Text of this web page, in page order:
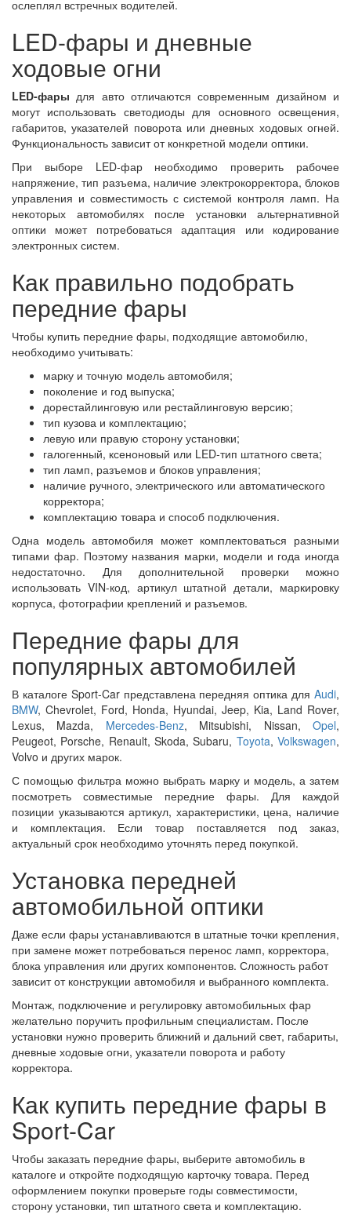
ослеплял встречных водителей.
LED-фары и дневные
ходовые огни
LED-фары для авто отличаются современным дизайном и
могут использовать светодиоды для основного освещения,
габаритов, указателей поворота или дневных ходовых огней.
Функциональность зависит от конкретной модели оптики.
При выборе LED-фар необходимо проверить рабочее
напряжение, тип разъема, наличие электрокорректора, блоков
управления и совместимость с системой контроля ламп. На
некоторых автомобилях после установки альтернативной
оптики может потребоваться адаптация или кодирование
электронных систем.
Как правильно подобрать
передние фары
Чтобы купить передние фары, подходящие автомобилю,
необходимо учитывать:
марку и точную модель автомобиля;
поколение и год выпуска;
дорестайлинговую или рестайлинговую версию;
тип кузова и комплектацию;
левую или правую сторону установки;
галогенный, ксеноновый или LED-тип штатного света;
тип ламп, разъемов и блоков управления;
наличие ручного, электрического или автоматического
корректора;
комплектацию товара и способ подключения.
Одна модель автомобиля может комплектоваться разными
типами фар. Поэтому названия марки, модели и года иногда
недостаточно. Для дополнительной проверки можно
использовать VIN-код, артикул штатной детали, маркировку
корпуса, фотографии креплений и разъемов.
Передние фары для
популярных автомобилей
В каталоге Sport-Car представлена передняя оптика для Audi,
BMW, Chevrolet, Ford, Honda, Hyundai, Jeep, Kia, Land Rover,
Lexus, Mazda, Mercedes-Benz, Mitsubishi, Nissan,Opel,
Peugeot, Porsche, Renault, Skoda, Subaru, Toyota,Volkswagen,
Volvo и других марок.
С помощью фильтра можно выбрать марку и модель, а затем
посмотреть совместимые передние фары. Для каждой
позиции указываются артикул, характеристики, цена, наличие
и комплектация. Если товар поставляется под заказ,
актуальный срок необходимо уточнять перед покупкой.
Установка передней
автомобильной оптики
Даже если фары устанавливаются в штатные точки крепления,
при замене может потребоваться перенос ламп, корректора,
блока управления или других компонентов. Сложность работ
зависит от конструкции автомобиля и выбранного комплекта.
Монтаж, подключение и регулировку автомобильных фар
желательно поручить профильным специалистам. После
установки нужно проверить ближний и дальний свет, габариты,
дневные ходовые огни, указатели поворота и работу
корректора.
Как купить передние фары в
Sport-Car
Чтобы заказать передние фары, выберите автомобиль в
каталоге и откройте подходящую карточку товара. Перед
оформлением покупки проверьте годы совместимости,
сторону установки, тип штатного света и комплектацию.